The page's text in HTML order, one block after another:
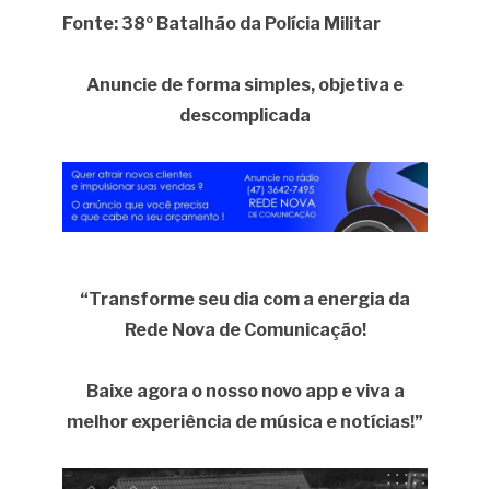
Fonte: 38º Batalhão da Polícia Militar
Anuncie de forma simples, objetiva e
descomplicada
“Transforme seu dia com a energia da
Rede Nova de Comunicação!
Baixe agora o nosso novo app e viva a
melhor experiência de música e notícias!”